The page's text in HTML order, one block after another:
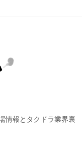
情報とタクドラ業界裏